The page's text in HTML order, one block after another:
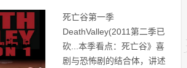
死亡谷第一季
DeathValley(2011第二季已
砍...本季看点：死亡谷》喜
剧与恐怖剧的结合体，讲述